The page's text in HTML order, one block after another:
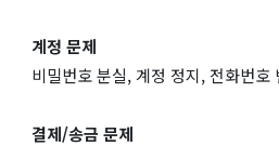
계정 문제
비밀번호 분실, 계정 정지, 전화번호
결제/송금 문제